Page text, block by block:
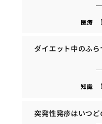
医療
ダイエット中のふ
知識
突発性発疹はいつ